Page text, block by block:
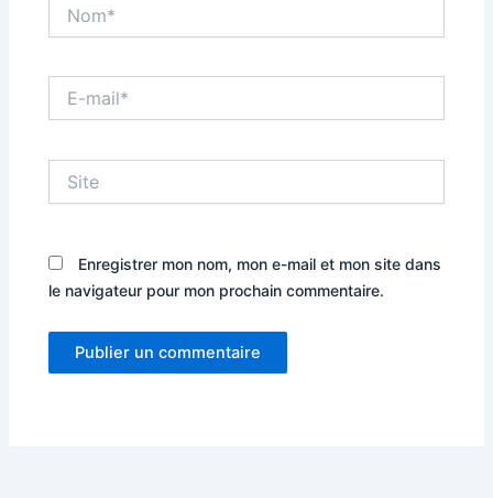
mail*
Enregistrer mon nom, mon e-mail et mon site dans
le navigateur pour mon prochain commentaire.